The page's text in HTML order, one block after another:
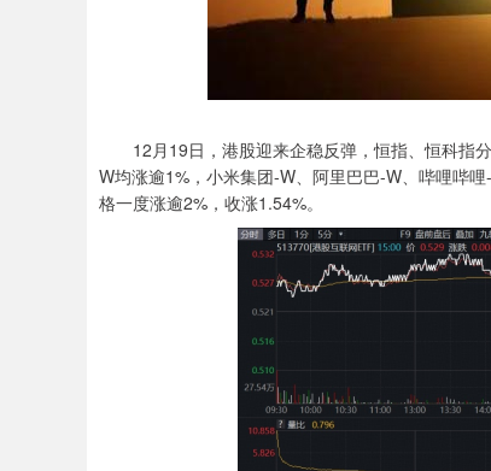
12月19日，港股迎来企稳反弹，恒指、恒科指
W均涨逾1%，小米集团-W、阿里巴巴-W、哔哩哔
格一度涨逾2%，收涨1.54%。